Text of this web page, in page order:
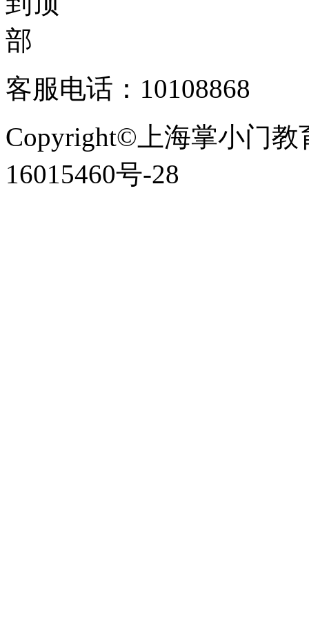
客服电话：10108868
Copyright©上海掌小门教
16015460号-28